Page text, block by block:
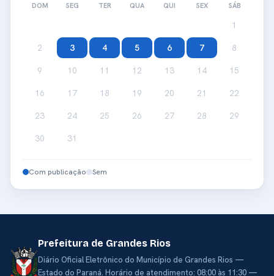
DOM SEG TER QUA QUI SEX SÁB
1
2 3 4 5 6 7 8
9 10 11 12 13 14 15
16 17 18 19 20 21 22
23 24 25 26 27 28 29
30 31
Com publicação Sem
Prefeitura de Grandes Rios
Diário Oficial Eletrônico do Município de Grandes Rios —
Estado do Paraná. Horário de atendimento: 08:00 às 11:30 —